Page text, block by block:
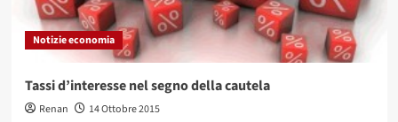
in
ribasso
Notizie economia
Tassi d’interesse nel segno della cautela
Renan
14 Ottobre 2015